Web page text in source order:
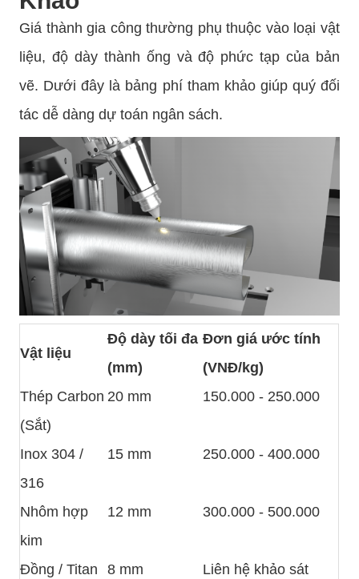
Giá thành gia công thường phụ thuộc vào loại vật
liệu, độ dày thành ống và độ phức tạp của bản
vẽ. Dưới đây là bảng phí tham khảo giúp quý đối
tác dễ dàng dự toán ngân sách.
Vật liệu
Độ dày tối đa
(mm)
Đơn giá ước tính
(VNĐ/kg)
Thép Carbon
(Sắt)
20 mm 150.000 - 250.000
Inox 304 /
316
15 mm 250.000 - 400.000
Nhôm hợp
kim
12 mm 300.000 - 500.000
Đồng / Titan 8 mm Liên hệ khảo sát